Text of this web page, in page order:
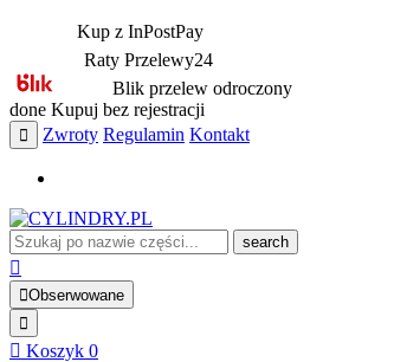
Kup z InPostPay
Raty Przelewy24
Blik przelew odroczony
done Kupuj bez rejestracji
Zwroty Regulamin Kontakt
search
Obserwowane
Koszyk 0